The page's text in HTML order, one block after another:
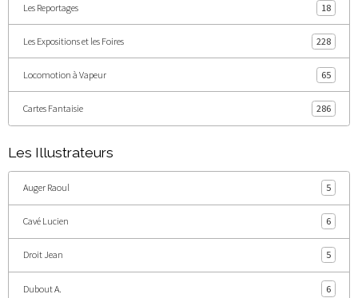
Les Reportages 18
Les Expositions et les Foires 228
Locomotion à Vapeur 65
Cartes Fantaisie 286
Les Illustrateurs
Auger Raoul 5
Cavé Lucien 6
Droit Jean 5
Dubout A. 6